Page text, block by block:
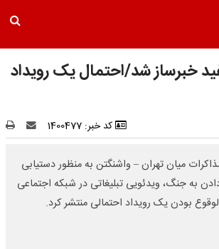
خبرساز شد/احتمال یک رویداد
کد خبر: 1400477
میان تهران – واشنگتن به منظور دستیابی
به جنگ، ویدئویی تبلیغاتی در شبکه اجتماعی
بودن یک رویداد احتمالی منتشر کرد.